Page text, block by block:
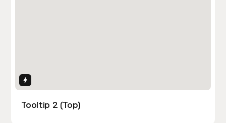
Tooltip 2 (Top)